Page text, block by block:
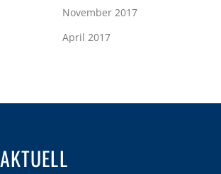
November 2017
April 2017